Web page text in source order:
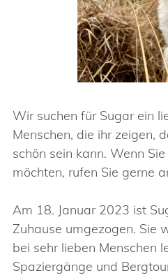
Wir suchen für Sugar ein
Menschen, die ihr zeigen,
schön sein kann. Wenn
möchten, rufen Sie gerne
Am 18. Januar 2023 ist
Zuhause umgezogen. Sie
bei sehr lieben Menschen
Spaziergänge und